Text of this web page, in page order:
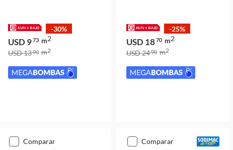
-30%
USD 973 m2
USD 1390 m2
-25%
USD 1870 m2
USD 2490 m2
comparar comparar